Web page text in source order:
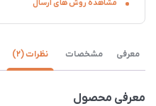
مشاهده روش های ارسال
معرفی مشخصات نظرات (2)
معرفی محصول